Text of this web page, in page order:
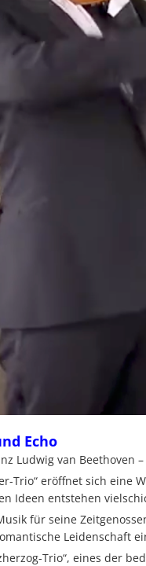
Echo
Ludwig van
Trio“ eröffnet sich eine
Ideen entstehen
für seine
Leidenschaft
Trio“, eines der